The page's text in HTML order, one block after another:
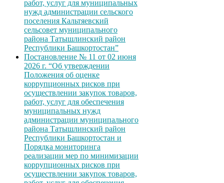
работ, услуг для муниципальных
нужд администрации сельского
поселения Кальтяевский
сельсовет муниципального
района Татышлинский район
Республики Башкортостан”
Постановление № 11 от 02 июня
2026 г. “Об утверждении
Положения об оценке
коррупционных рисков при
осуществлении закупок товаров,
работ, услуг для обеспечения
муниципальных нужд
администрации муниципального
района Татышлинский район
Республики Башкортостан и
Порядка мониторинга
реализации мер по минимизации
коррупционных рисков при
осуществлении закупок товаров,